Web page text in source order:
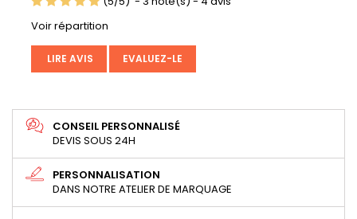
Voir répartition
LIRE AVIS EVALUEZ-LE
CONSEIL PERSONNALISÉ
DEVIS SOUS 24H
PERSONNALISATION
DANS NOTRE ATELIER DE MARQUAGE